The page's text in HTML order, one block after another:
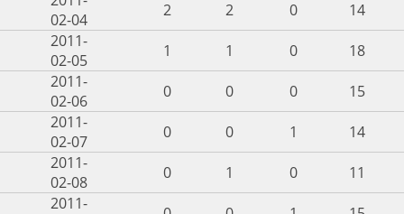
02-04
2 2 0
14
2011-
02-05
1 1 0
18
2011-
02-06
0 0 0
15
2011-
02-07
0 0 1
14
2011-
02-08
0 1 0
11
2011-